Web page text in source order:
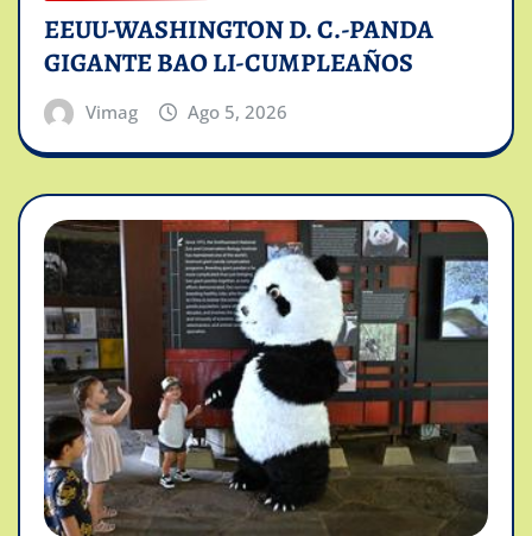
EEUU-WASHINGTON D. C.-PANDA
GIGANTE BAO LI-CUMPLEAÑOS
Vimag Ago 5, 2026